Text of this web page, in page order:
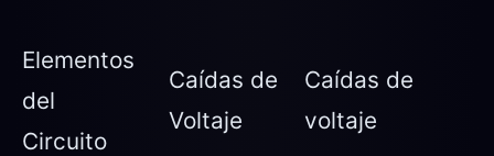
Elementos
del
Circuito
Caídas de
Voltaje
Caídas de
voltaje